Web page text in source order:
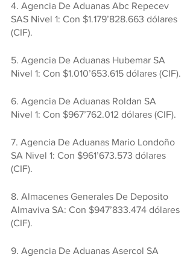
4. Agencia De Aduanas Abc Repecev
SAS Nivel 1: Con $1.179’828.663 dólares
(CIF).
5. Agencia De Aduanas Hubemar SA
Nivel 1: Con $1.010’653.615 dólares (CIF).
6. Agencia De Aduanas Roldan SA
Nivel 1: Con $967’762.012 dólares (CIF).
7. Agencia De Aduanas Mario Londoño
SA Nivel 1: Con $961’673.573 dólares
(CIF).
8. Almacenes Generales De Deposito
Almaviva SA: Con $947’833.474 dólares
(CIF).
9. Agencia De Aduanas Asercol SA